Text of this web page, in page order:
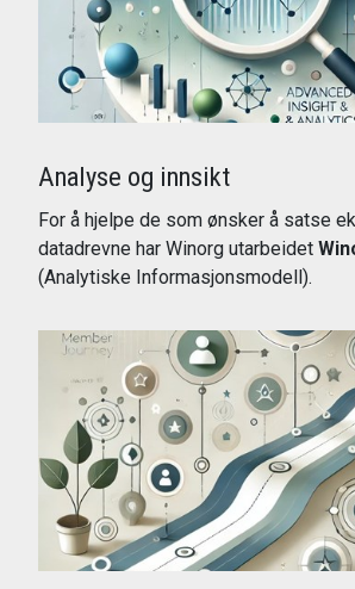
Analyse og innsikt
For å hjelpe de som ønsker å satse
datadrevne har Winorg utarbeidet
(Analytiske Informasjonsmodell).